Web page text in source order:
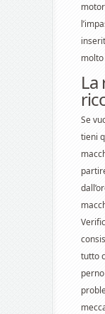
La
Se
tieni
tutto